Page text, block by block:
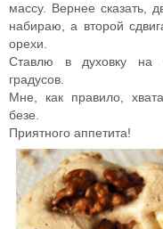
массу. Вернее сказать,
набираю, а второй
орехи.
Ставлю в духовку на
градусов.
Мне, как правило,
безе.
Приятного аппетита!